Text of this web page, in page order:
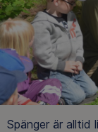
Spänger är alltid